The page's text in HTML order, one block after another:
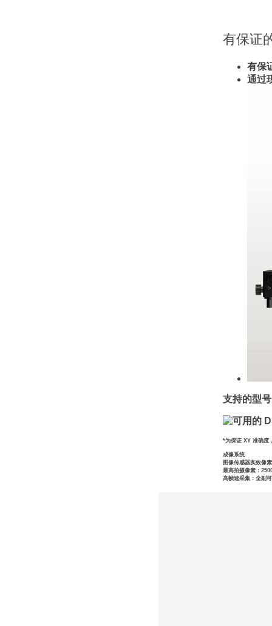
有保证
有保
通过
支持的型号
*为保证 XY 准确度
成像系统
图像传感器实效像
最高拍摄像素：
高帧速采集：全副